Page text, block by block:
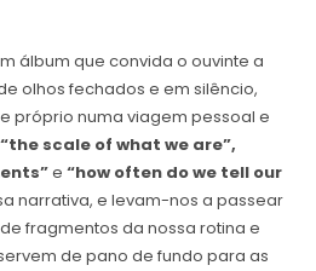
álbum que convida o ouvinte a
olhos fechados e em silêncio,
próprio numa viagem pessoal e
“the scale of what we are”,
e “how often do we tell our
narrativa, e levam-nos a passear
fragmentos da nossa rotina e
de pano de fundo para as